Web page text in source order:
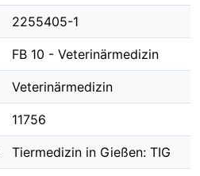
2255405-1
FB 10 - Veterinärmedizin
Veterinärmedizin
11756
Tiermedizin in Gießen: TIG